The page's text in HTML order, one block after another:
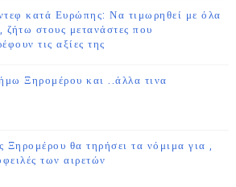
κατά Ευρώπης: Να τιμωρηθεί με όλα
ζήτω στους μετανάστες που
τις αξίες της
Ξηρομέρου και ..άλλα τινα
Ξηρομέρου θα τηρήσει τα νόμιμα για ,
των αιρετών